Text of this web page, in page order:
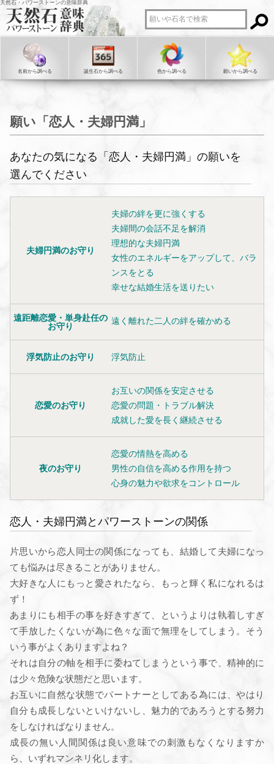
天然石・パワーストーンの意味辞典
名前から調べる 誕生石から調べる 色から調べる 願いから調べる
願い「恋人・夫婦円満」
あなたの気になる「恋人・夫婦円満」の願いを
選んでください
夫婦円満のお守り
夫婦の絆を更に強くする
夫婦間の会話不足を解消
理想的な夫婦円満
女性のエネルギーをアップして、バラ
ンスをとる
幸せな結婚生活を送りたい
遠距離恋愛・単身赴任の
お守り
遠く離れた二人の絆を確かめる
浮気防止のお守り 浮気防止
恋愛のお守り
お互いの関係を安定させる
恋愛の問題・トラブル解決
成就した愛を長く継続させる
夜のお守り
恋愛の情熱を高める
男性の自信を高める作用を持つ
心身の魅力や欲求をコントロール
恋人・夫婦円満とパワーストーンの関係
片思いから恋人同士の関係になっても、結婚して夫婦になっ
ても悩みは尽きることがありません。
大好きな人にもっと愛されたなら、もっと輝く私になれるは
ず！
あまりにも相手の事を好きすぎて、というよりは執着しすぎ
て手放したくないが為に色々な面で無理をしてしまう。そう
いう事がよくありますよね？
それは自分の軸を相手に委ねてしまうという事で、精神的に
は少々危険な状態だと思います。
お互いに自然な状態でパートナーとしてある為には、やはり
自分も成長しないといけないし、魅力的であろうとする努力
をしなければなりません。
成長の無い人間関係は良い意味での刺激もなくなりますか
ら、いずれマンネリ化します。